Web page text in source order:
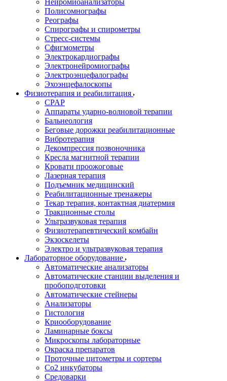
Нейромиоанализаторы
Полисомнографы
Реографы
Спирографы и спирометры
Стресс-системы
Сфигмометры
Электрокардиографы
Электронейромиографы
Электроэнцефалографы
Эхоэнцефалоскопы
Физиотерапия и реабилитация
CPAP
Аппараты ударно-волновой терапии
Бальнеология
Беговые дорожки реабилитационные
Вибротерапия
Декомпрессия позвоночника
Кресла магнитной терапии
Кровати проожоговые
Лазерная терапия
Подъемник медицинский
Реабилитационные тренажеры
Текар терапия, контактная диатермия
Тракционные столы
Ультразвуковая терапия
Физиотерапевтический комбайн
Экзоскелеты
Электро и ультразвуковая терапия
Лабораторное оборудование
Автоматические анализаторы
Автоматические станции выделения и
пробоподготовки
Автоматические стейнеры
Анализаторы
Гистология
Криооборудование
Ламинарные боксы
Микроскопы лабораторные
Окраска препаратов
Проточные цитометры и сортеры
Со2 инкубаторы
Средоварки